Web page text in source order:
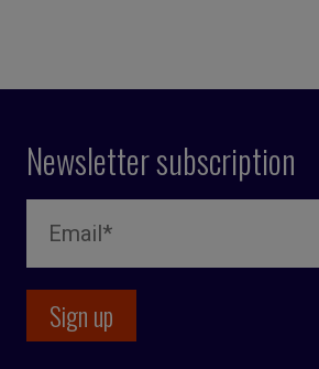
Newsletter subscription